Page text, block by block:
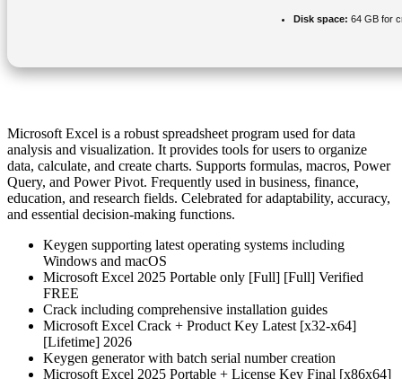
Disk space: 64 GB for
Microsoft Excel is a robust spreadsheet program used for data
analysis and visualization. It provides tools for users to organize
data, calculate, and create charts. Supports formulas, macros, Power
Query, and Power Pivot. Frequently used in business, finance,
education, and research fields. Celebrated for adaptability, accuracy,
and essential decision-making functions.
Keygen supporting latest operating systems including
Windows and macOS
Microsoft Excel 2025 Portable only [Full] [Full] Verified
FREE
Crack including comprehensive installation guides
Microsoft Excel Crack + Product Key Latest [x32-x64]
[Lifetime] 2026
Keygen generator with batch serial number creation
Microsoft Excel 2025 Portable + License Key Final [x86x64]